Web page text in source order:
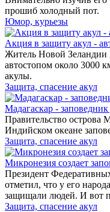
прошиб холодный пот.
Юмор, курьезы
Акция в защиту акул -
Житель Новой Зеландии
автостопом около 3000
акулы.
Защита, спасение акул
Мадагаскар - заповедник
Правительство острова
Индийском океане
Защита, спасение акул
Микронезия создает
Президент
отметил, что у его
защищали людей. И вот
Защита, спасение акул